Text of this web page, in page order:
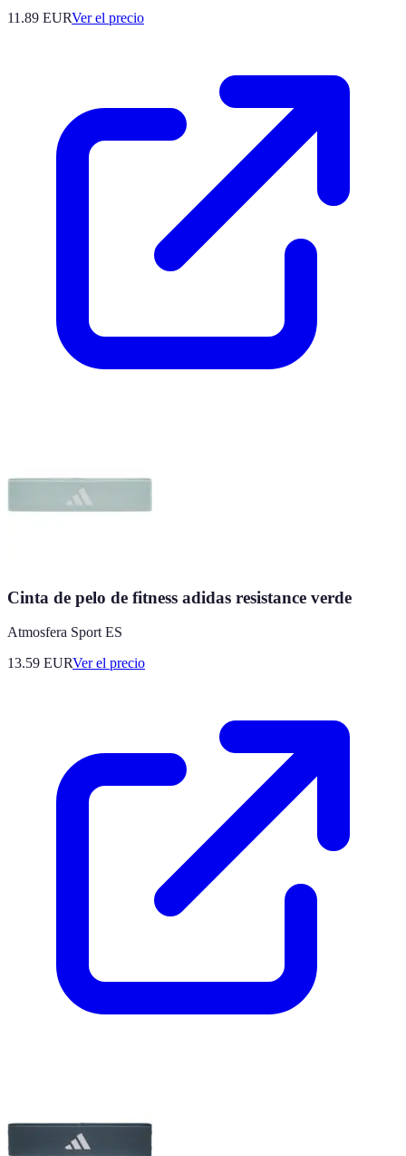
11.89 EURVer el precio
Cinta de pelo de fitness adidas resistance verde
Atmosfera Sport ES
13.59 EURVer el precio